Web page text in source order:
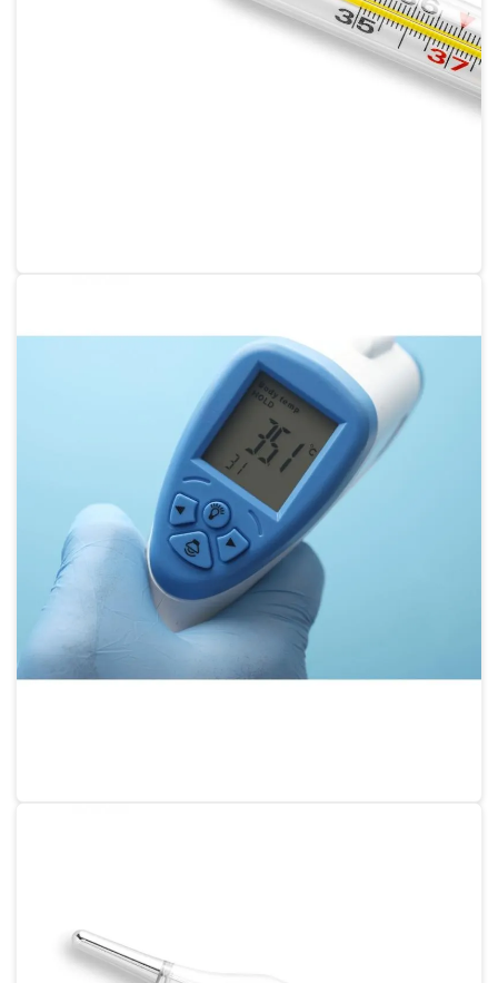
Calibração termo higrômetro digital
Calibração de termohigrômetro
Calibração de termohigrômetro sp
Calibração de termômetro
Calibração de termômetro digital
Calibração de termômetro espeto
Calibração de termômetro infravermelho
Calibração de termômetro a laser
Conserto de balança
Empresa de calibração de balança
Empresa de calibração de termohigrômetro